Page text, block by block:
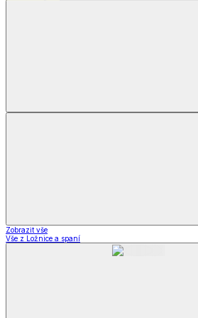
Zobrazit vše
Vše z Ložnice a spaní